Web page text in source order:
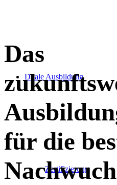
Duale Ausbildung
Zertifizierung
Das
für die